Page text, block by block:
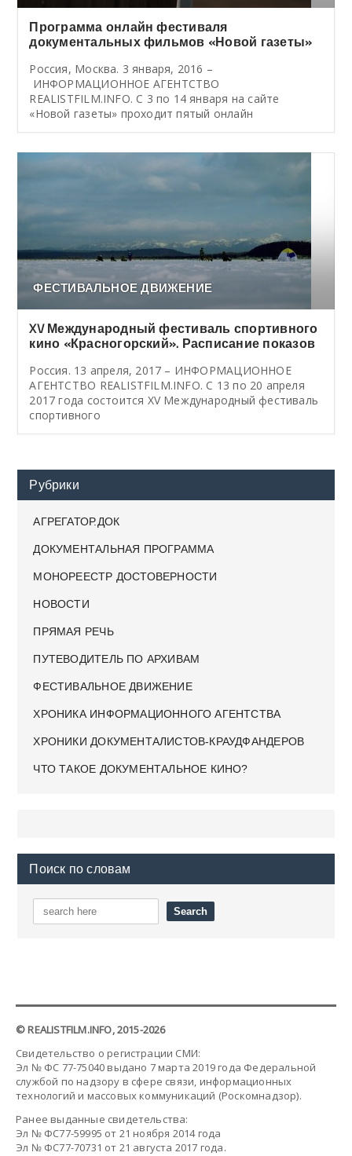
Программа онлайн фестиваля
документальных фильмов «Новой газеты»
Россия, Москва. 3 января, 2016 –
ИНФОРМАЦИОННОЕ АГЕНТСТВО
REALISTFILM.INFO. С 3 по 14 января на сайте
«Новой газеты» проходит пятый онлайн
ФЕСТИВАЛЬНОЕ ДВИЖЕНИЕ
XV Международный фестиваль спортивного
кино «Красногорский». Расписание показов
Россия. 13 апреля, 2017 – ИНФОРМАЦИОННОЕ
АГЕНТСТВО REALISTFILM.INFO. С 13 по 20 апреля
2017 года состоится XV Международный фестиваль
спортивного
Рубрики
АГРЕГАТОР.ДОК
ДОКУМЕНТАЛЬНАЯ ПРОГРАММА
МОНОРЕЕСТР ДОСТОВЕРНОСТИ
НОВОСТИ
ПРЯМАЯ РЕЧЬ
ПУТЕВОДИТЕЛЬ ПО АРХИВАМ
ФЕСТИВАЛЬНОЕ ДВИЖЕНИЕ
ХРОНИКА ИНФОРМАЦИОННОГО АГЕНТСТВА
ХРОНИКИ ДОКУМЕНТАЛИСТОВ-КРАУДФАНДЕРОВ
ЧТО ТАКОЕ ДОКУМЕНТАЛЬНОЕ КИНО?
Поиск по словам
© REALISTFILM.INFO, 2015-2026
Свидетельство о регистрации СМИ:
Эл № ФС 77-75040 выдано 7 марта 2019 года Федеральной
службой по надзору в сфере связи, информационных
технологий и массовых коммуникаций (Роскомнадзор).
Ранее выданные свидетельства:
Эл № ФС77-59995 от 21 ноября 2014 года
Эл № ФС77-70731 от 21 августа 2017 года.